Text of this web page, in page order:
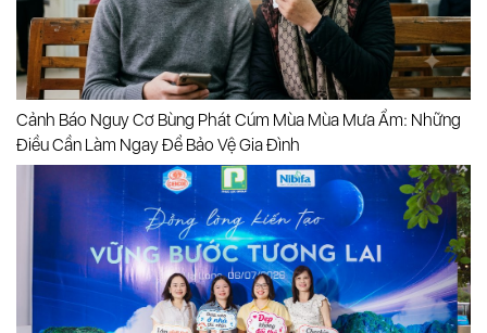
Cảnh Báo Nguy Cơ Bùng Phát Cúm Mùa Mùa Mưa Ẩm: Những
Điều Cần Làm Ngay Để Bảo Vệ Gia Đình